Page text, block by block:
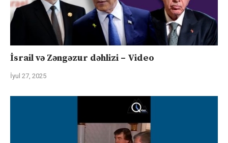
İsrail və Zəngəzur dəhlizi – Video
İyul 27, 2025